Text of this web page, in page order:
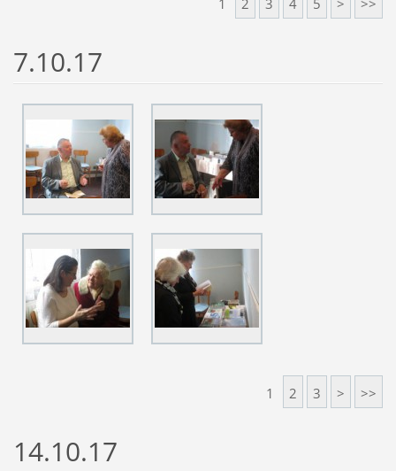
7.10.17
1 2 3 > >>
14.10.17